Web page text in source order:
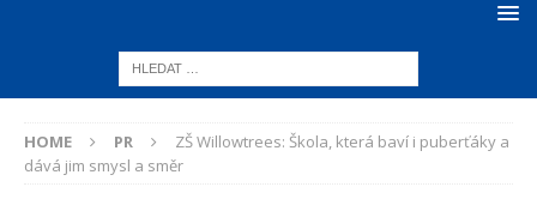
HOME PR
ZŠ Willowtrees: Škola, která baví i puberťáky a
dává jim smysl a směr